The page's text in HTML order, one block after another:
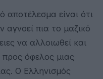
αποτέλεσμα είναι ότι
αγνοεί πια το μαζικό
να αλλοιωθεί και
όφελος μιας
Ο Ελληνισμός